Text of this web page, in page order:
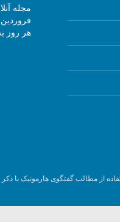
هر روز
از مطالب گفتگوی هارمونیک با